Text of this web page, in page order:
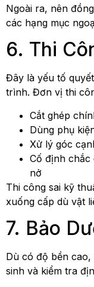
Ngoài ra, nên
các hạng mục
6. Thi
Đây là yếu tố
trình. Đơn vị thi
Cắt ghép
Dùng phụ
Xử lý góc
Cố định chắc
nở
Thi công sai kỹ
xuống cấp dù vật
7. Bảo
Dù có độ bền
sinh và kiểm tra